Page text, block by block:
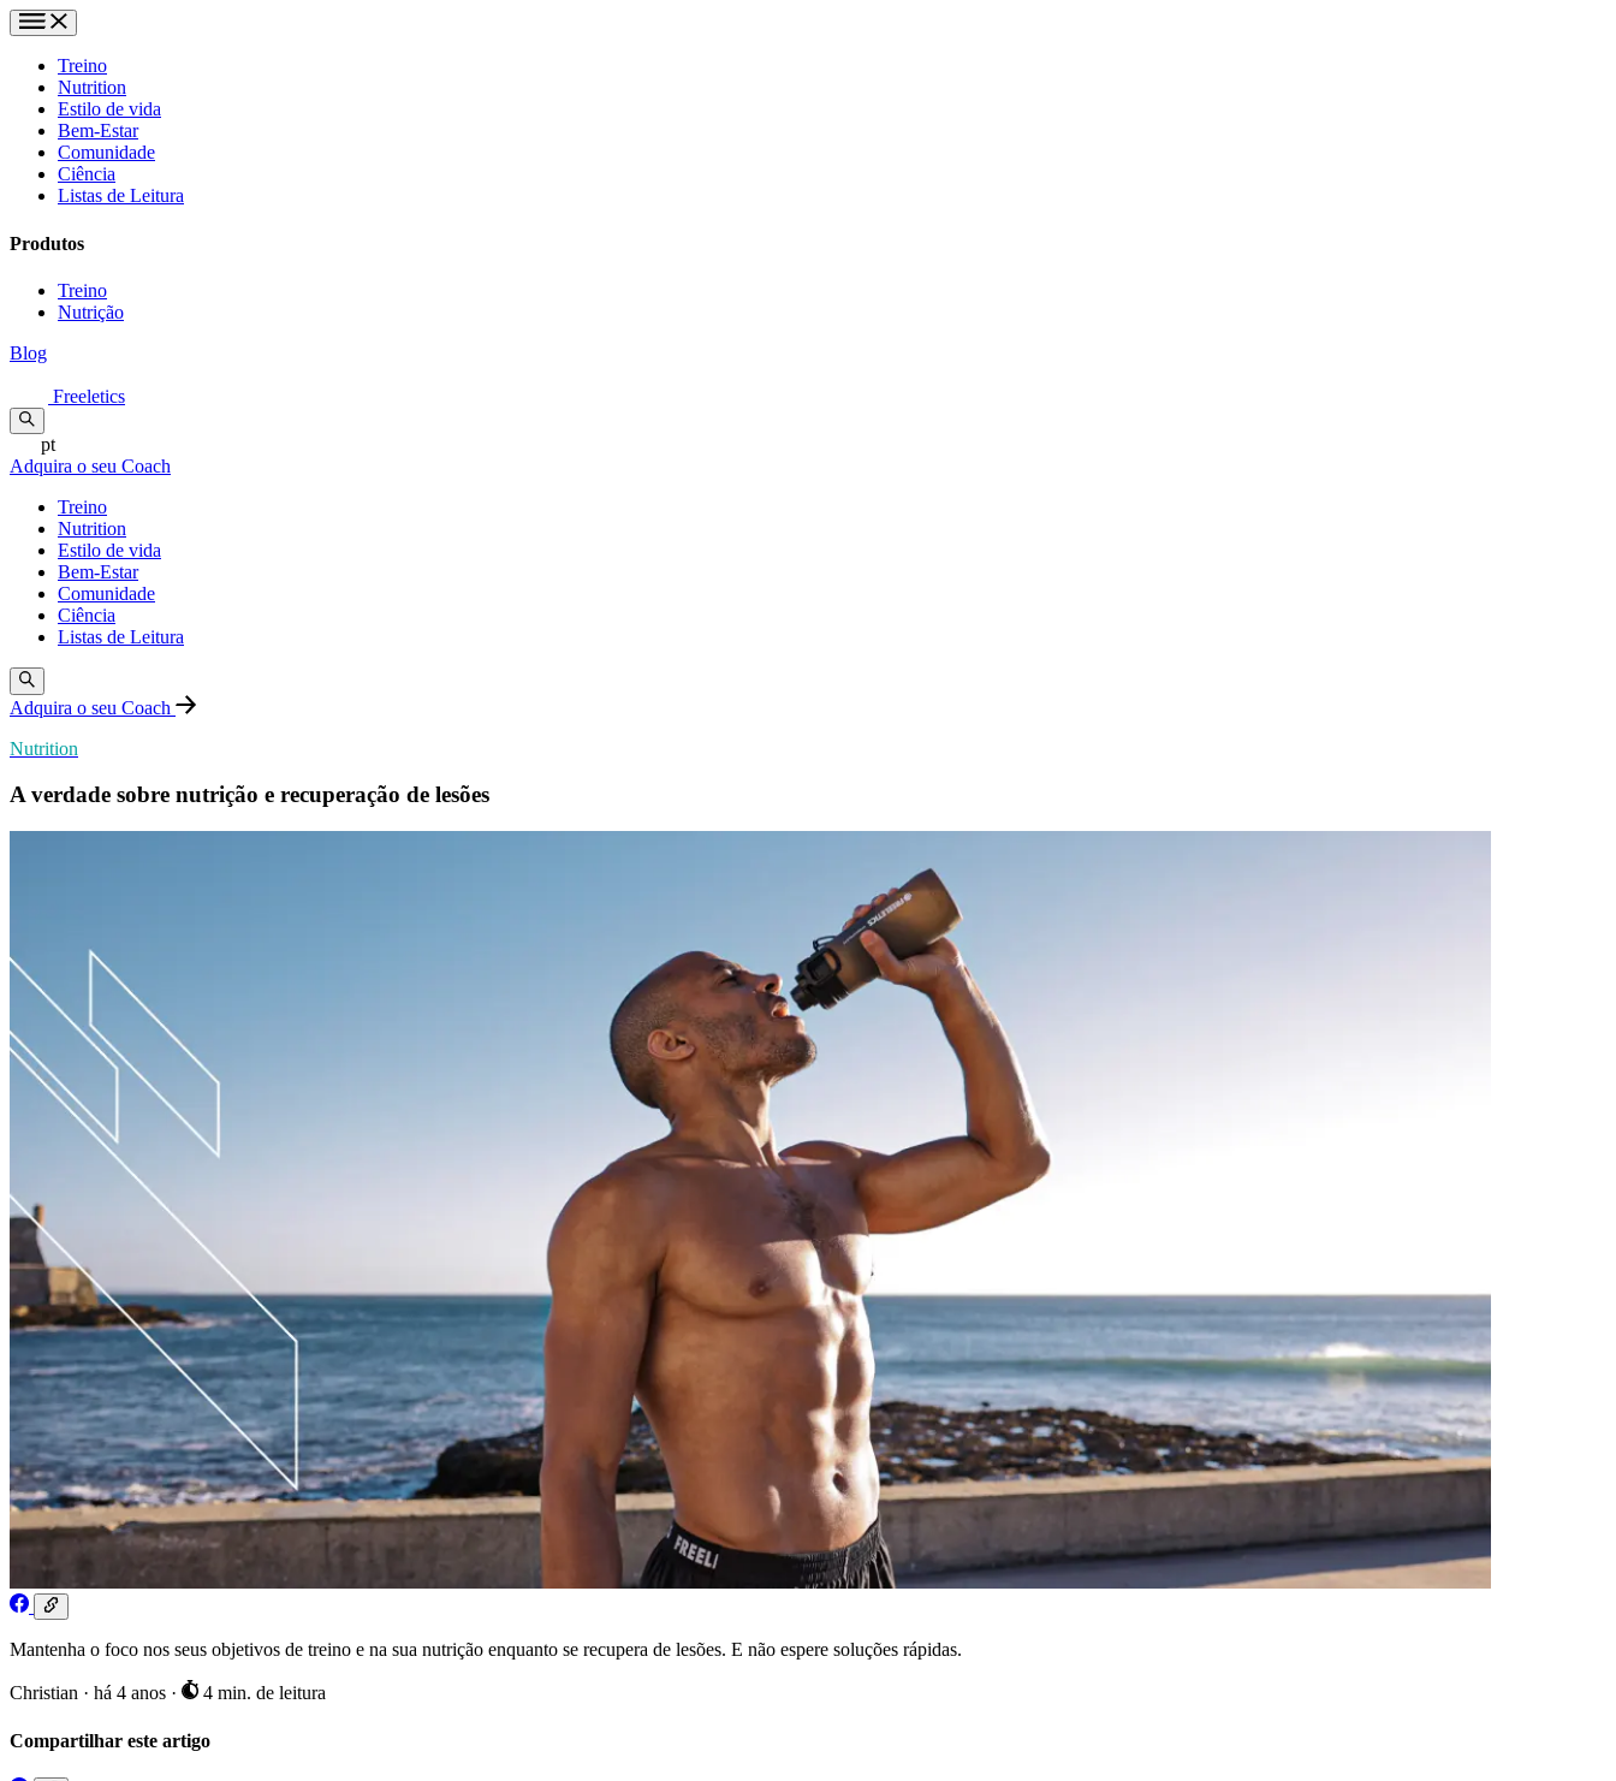
Treino
Nutrition
Estilo de vida
Bem-Estar
Comunidade
Ciência
Listas de Leitura
Produtos
Treino
Nutrição
Blog
Freeletics
pt
Adquira o seu Coach
Treino
Nutrition
Estilo de vida
Bem-Estar
Comunidade
Ciência
Listas de Leitura
Adquira o seu Coach
Nutrition
A verdade sobre nutrição e recuperação de lesões
Mantenha o foco nos seus objetivos de treino e na sua nutrição enquanto se recupera de lesões. E não espere soluções rápidas.
Christian · há 4 anos · 4 min. de leitura
Compartilhar este artigo